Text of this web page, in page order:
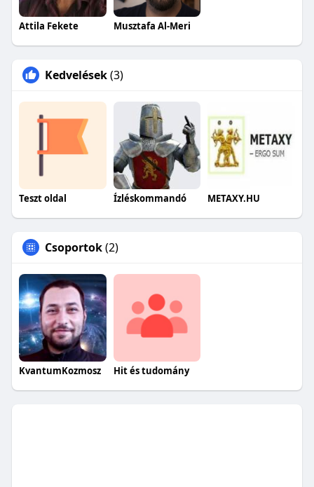
Attila Fekete Musztafa Al-Meri
Kedvelések(3)
Teszt oldal Ízléskommandó METAXY.HU
Csoportok(2)
KvantumKozmosz Hit és tudomány